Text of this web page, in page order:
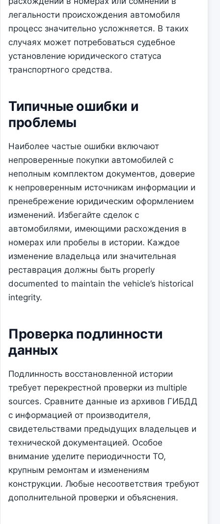
легальности происхождения автомобиля
процесс значительно усложняется. В таких
случаях может потребоваться судебное
установление юридического статуса
транспортного средства.
Типичные ошибки и
проблемы
Наиболее частые ошибки включают
непроверенные покупки автомобилей с
неполным комплектом документов, доверие
к непроверенным источникам информации и
пренебрежение юридическим оформлением
изменений. Избегайте сделок с
автомобилями, имеющими расхождения в
номерах или пробелы в истории. Каждое
изменение владельца или значительная
реставрация должны быть properly
documented to maintain the vehicle’s historical
integrity.
Проверка подлинности
данных
Подлинность восстановленной истории
требует перекрестной проверки из multiple
sources. Сравните данные из архивов ГИБДД
с информацией от производителя,
свидетельствами предыдущих владельцев и
технической документацией. Особое
внимание уделите периодичности ТО,
крупным ремонтам и изменениям
конструкции. Любые несоответствия требуют
дополнительной проверки и объяснения.